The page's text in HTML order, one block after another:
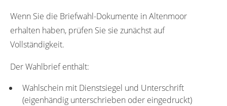
Wenn Sie die Briefwahl-Dokumente in Altenmoor
erhalten haben, prüfen Sie sie zunächst auf
Vollständigkeit.
Der Wahlbrief enthält:
Wahlschein mit Dienstsiegel und Unterschrift
(eigenhändig unterschrieben oder eingedruckt)